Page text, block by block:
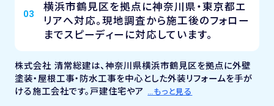
03
横浜市鶴見区を拠点に神奈川県・東京都エ
リアへ対応。現地調査から施工後のフォロー
までスピーディーに対応しています。
株式会社 清常総建は、神奈川県横浜市鶴見区を拠点に外壁
塗装・屋根工事・防水工事を中心とした外装リフォームを手が
ける施工会社です。戸建住宅やア …もっと見る